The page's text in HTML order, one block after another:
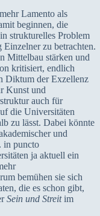
Lamento als
beginnen, die
strukturelles Problem
zu betrachten.
Mittelbau stärken und
kritisiert, endlich
Diktum der Exzellenz
Kunst und
auch für
die Universitäten
zu lässt. Dabei könnte
und
in puncto
ja aktuell ein
bemühen sie sich
die es schon gibt,
Sein und Streitim